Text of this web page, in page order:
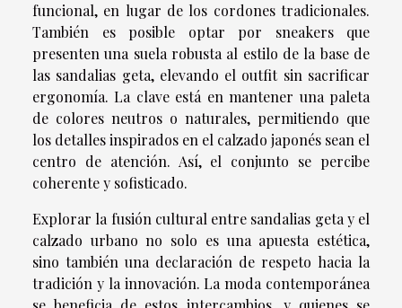
funcional, en lugar de los cordones tradicionales.
También es posible optar por sneakers que
presenten una suela robusta al estilo de la base de
las sandalias geta, elevando el outfit sin sacrificar
ergonomía. La clave está en mantener una paleta
de colores neutros o naturales, permitiendo que
los detalles inspirados en el calzado japonés sean el
centro de atención. Así, el conjunto se percibe
coherente y sofisticado.
Explorar la fusión cultural entre sandalias geta y el
calzado urbano no solo es una apuesta estética,
sino también una declaración de respeto hacia la
tradición y la innovación. La moda contemporánea